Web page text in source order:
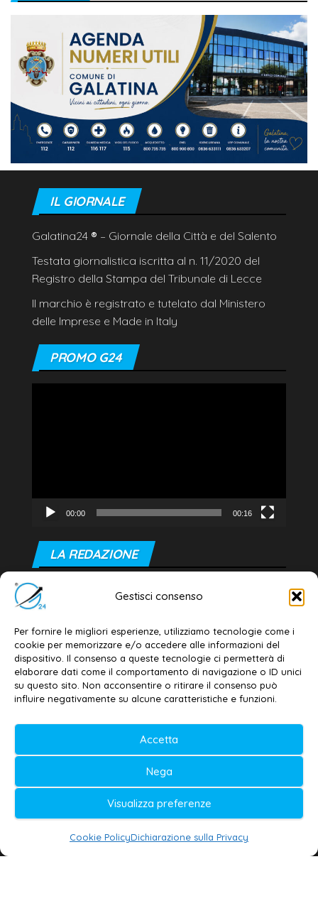
Gestisci consenso
Per fornire le migliori esperienze, utilizziamo tecnologie come i
cookie per memorizzare e/o accedere alle informazioni del
dispositivo. Il consenso a queste tecnologie ci permetterà di
elaborare dati come il comportamento di navigazione o ID unici
su questo sito. Non acconsentire o ritirare il consenso può
influire negativamente su alcune caratteristiche e funzioni.
Accetta
Nega
Visualizza preferenze
Cookie PolicyDichiarazione sulla Privacy
IL GIORNALE
Galatina24 ® – Giornale della Città e del Salento
Testata giornalistica iscritta al n. 11/2020 del
Registro della Stampa del Tribunale di Lecce
Il marchio è registrato e tutelato dal Ministero
delle Imprese e Made in Italy
PROMO G24
00:00 00:16
LA REDAZIONE
Editore e direttore responsabile:
Dott. Daniele G. Masciullo
Email: redazione@galatina24.it
Contatti –Disclaimer
Privacy policy –Cookie policy
Testata iscritta al n. 11/2020 Registro della
Stampa Tribunale di Lecce
Editore e direttore responsabile:
Daniele G. Masciullo